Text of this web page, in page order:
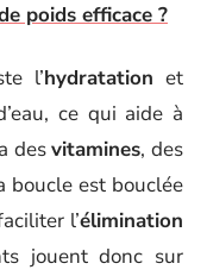
poids efficace ?
l’hydratation et
ce qui aide à
desvitamines, des
boucle est bouclée
l’élimination
jouent donc sur